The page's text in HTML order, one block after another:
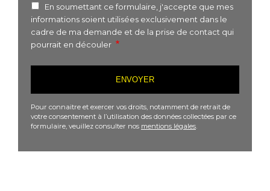
En soumettant ce formulaire, j'accepte que mes
informations soient utilisées exclusivement dans le
cadre de ma demande et de la prise de contact qui
pourrait en découler
Pour connaitre et exercer vos droits, notamment de retrait de
votre consentement à l’utilisation des données collectées par ce
formulaire, veuillez consulter nos mentions légales